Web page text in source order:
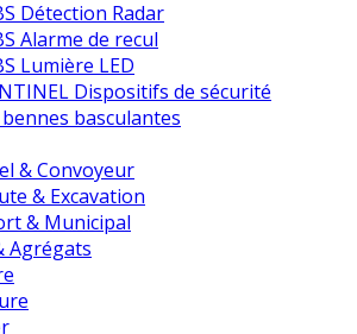
Détection Radar
Alarme de recul
Lumière LED
Dispositifs de sécurité
basculantes
& Convoyeur
& Excavation
& Municipal
Agrégats